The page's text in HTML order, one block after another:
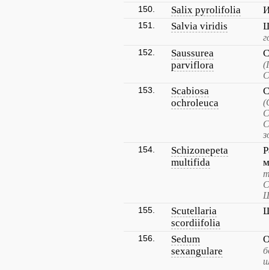
150. Salix pyrolifolia
151. Salvia viridis
152.
Saussurea
parviflora
153.
Scabiosa
ochroleuca
154.
Schizonepeta
multifida
155.
Scutellaria
scordiifolia
156.
Sedum
sexangulare